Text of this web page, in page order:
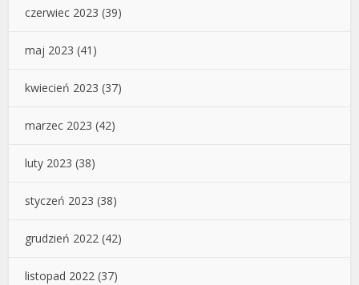
czerwiec 2023 (39)
maj 2023 (41)
kwiecień 2023 (37)
marzec 2023 (42)
luty 2023 (38)
styczeń 2023 (38)
grudzień 2022 (42)
listopad 2022 (37)